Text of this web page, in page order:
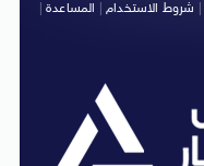
شروط الاستخدام| المساعدة|